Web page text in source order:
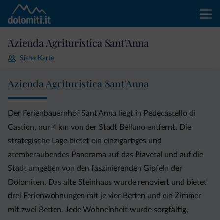
Azienda Agrituristica Sant'Anna
Siehe Karte
Azienda Agrituristica Sant'Anna
Der Ferienbauernhof Sant'Anna liegt in Pedecastello di
Castion, nur 4 km von der Stadt Belluno entfernt. Die
strategische Lage bietet ein einzigartiges und
atemberaubendes Panorama auf das Piavetal und auf die
Stadt umgeben von den faszinierenden Gipfeln der
Dolomiten. Das alte Steinhaus wurde renoviert und bietet
drei Ferienwohnungen mit je vier Betten und ein Zimmer
mit zwei Betten. Jede Wohneinheit wurde sorgfältig,